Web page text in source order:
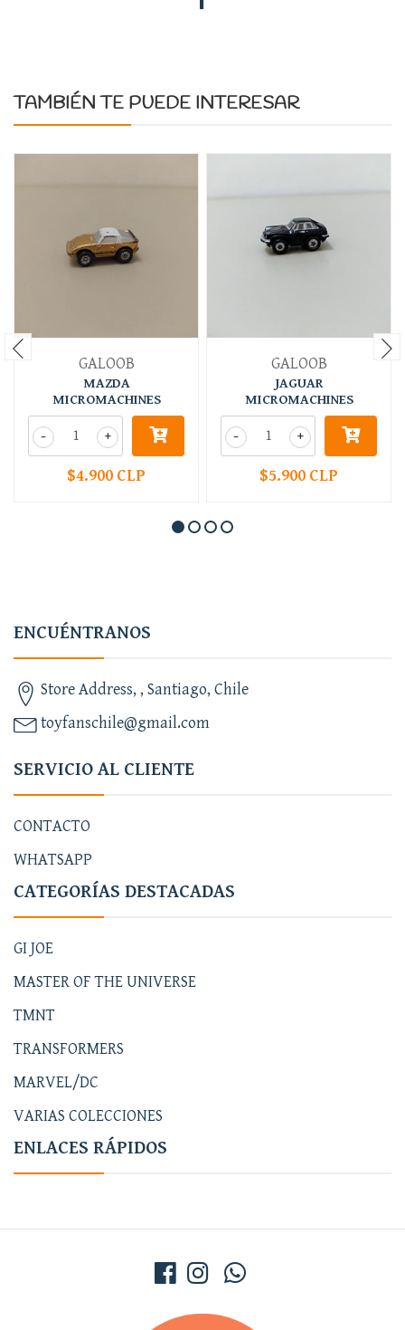
TAMBIÉN TE PUEDE INTERESAR
GALOOB
MAZDA
MICROMACHINES
+
-
$4.900 CLP
GALOOB
JAGUAR
MICROMACHINES
+
-
$5.900 CLP
ENCUÉNTRANOS
Store Address, , Santiago, Chile
toyfanschile@gmail.com
SERVICIO AL CLIENTE
CONTACTO
WHATSAPP
CATEGORÍAS DESTACADAS
GI JOE
MASTER OF THE UNIVERSE
TMNT
TRANSFORMERS
MARVEL/DC
VARIAS COLECCIONES
ENLACES RÁPIDOS